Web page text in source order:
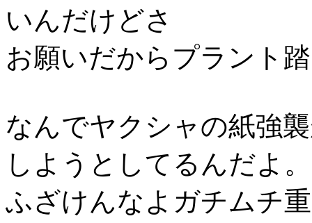
いんだけどさ
お願いだからプラント
なんでヤクシャの紙強
しようとしてるんだよ。
ふざけんなよガチムチ